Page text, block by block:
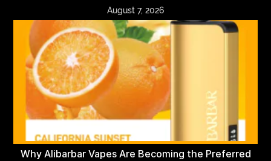
August 7, 2026
Why Alibarbar Vapes Are Becoming the Preferred